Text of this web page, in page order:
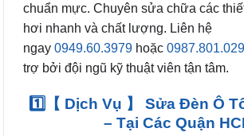
chuẩn mực. Chuyên sửa chữa các
hơi nhanh và chất lượng. Liên hệ
ngay 0949.60.3979 hoặc 0987.801.029
trợ bởi đội ngũ kỹ thuật viên tận tâm.
1️⃣【 Dịch Vụ 】 Sửa Đèn Ô
– Tại Các Quận